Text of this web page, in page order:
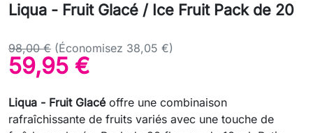
Liqua - Fruit Glacé / Ice Fruit Pack de 20
98,00 € (Économisez 38,05 €)
59,95 €
Liqua - Fruit Glacéoffre une combinaison
rafraîchissante de fruits variés avec une touche de